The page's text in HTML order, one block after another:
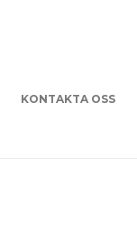
KONTAKTA OSS